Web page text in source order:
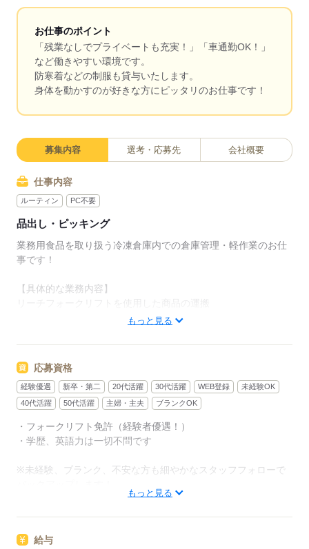
お仕事のポイント
「残業なしでプライベートも充実！」「車通勤OK！」
など働きやすい環境です。
防寒着などの制服も貸与いたします。
身体を動かすのが好きな方にピッタリのお仕事です！
募集内容 選考・応募先 会社概要
仕事内容
ルーティン PC不要
品出し・ピッキング
業務用食品を取り扱う冷凍倉庫内での倉庫管理・軽作業のお仕
事です！
【具体的な業務内容】
荷捌き、積み下ろし作業 商品のピッキング、仕分け、検品など
【待遇・福利厚生】
・社会保険完備
・制服貸与（作業着、防寒着、安全靴、ヘルメット）
・残業なし
・車通勤OK
※登録制のためご応募のタイミングによりご紹介可能な案件が
もっと見る
応募資格
経験優遇 新卒・第二 20代活躍 30代活躍 WEB登録
未経験OK
40代活躍
50代活躍 主婦・主夫 ブランクOK
・フォークリフト免許（経験者優遇！）
・学歴、英語力は一切不問です
※未経験、ブランク、不安な方も細やかなスタッフフォローで
もっと見る
給与